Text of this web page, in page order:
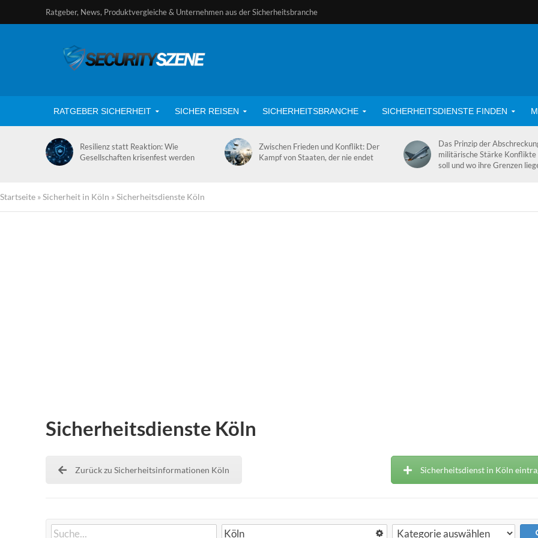
Ratgeber, News, Produktvergleiche & Unternehmen aus der Sicherheitsbranche
RATGEBER SICHERHEIT SICHER REISEN SICHERHEITSBRANCHE SICHERHEITSDIENSTE FINDEN
Resilienz statt Reaktion: Wie
Gesellschaften krisenfest werden
Zwischen Frieden und Konflikt: Der
Kampf von Staaten, der nie endet
Das Prinzip der
militärische Stärke Konflikte
soll und wo ihre Grenzen
Startseite »Sicherheit in Köln »Sicherheitsdienste Köln
Sicherheitsdienste Köln
Zurück zu Sicherheitsinformationen Köln Sicherheitsdienst in Köln